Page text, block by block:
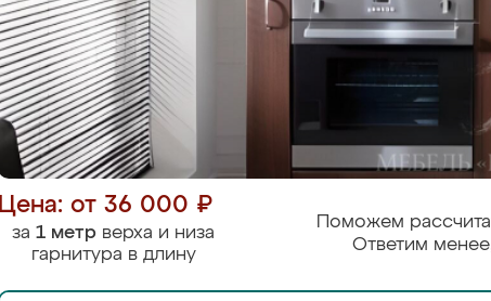
Цена: от 36 000 ₽
за 1 метр верха и низа
гарнитура в длину
Поможем
Ответим